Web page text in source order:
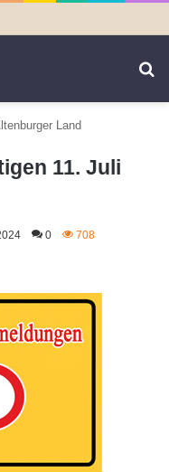
Land
11. Juli
0 708